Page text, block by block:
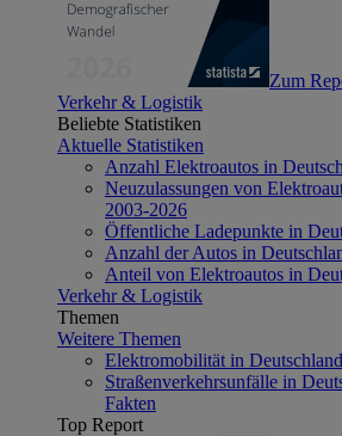
Zum
Verkehr & Logistik
Beliebte Statistiken
Aktuelle Statistiken
Anzahl Elektroautos in
Neuzulassungen von
2003-2026
Öffentliche Ladepunkte in
Anzahl der Autos in
Anteil von Elektroautos in
Verkehr & Logistik
Themen
Weitere Themen
Elektromobilität in
Straßenverkehrsunfälle in
Fakten
Top Report